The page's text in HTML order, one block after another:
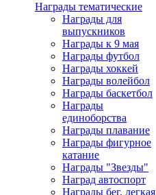
Награды тематические
Награды для
выпускников
Награды к 9 мая
Награды футбол
Награды хоккей
Награды волейбол
Награды баскетбол
Награды
единоборства
Награды плавание
Награды фигурное
катание
Награды "Звезды"
Наград автоспорт
Награды бег, легкая